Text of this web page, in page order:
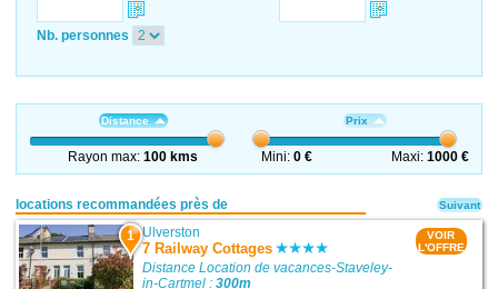
Nb. personnes
Distance
Rayon max:100 kms
Prix
Mini:0 € Maxi: 1000 €
locations recommandées près de
1 Ulverston
7 Railway Cottages
Distance Location de vacances-Staveley-
in-Cartmel :300m
VOIR
L'OFFRE
Suivant